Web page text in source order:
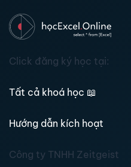
Click đăng ký học tại:
Tất cả khoá học 📖
Hướng dẫn kích hoạt
Công ty TNHH Zeitgeist